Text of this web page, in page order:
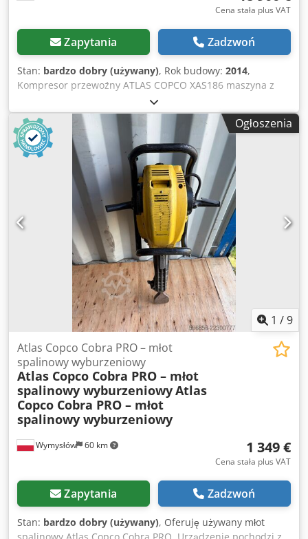
Cena stała plus VAT
Zapytania Zadzwoń
Stan: bardzo dobry (używany), Rok budowy: 2014,
Kompresor przewoźny ATLAS COPCO XAS186 maszyna z
chłodnicą końcową po pełnym serwisie Chedpfx
Asyfnwgoczsa Dane techniczne: wydajność 11,10 m3/min;
ciśnienie robocze 7 Bar; rok produkcji 2014 silnik DEUTZ
przebieg kompresor w pełni sprawny,gotowa do
pracy,gwarancja cena netto: 79500zł cena brutto: 97785 zł
maszyna sprowadzona w stanie idealnym Poniżej linki do
Ogłoszenia
1 /9
Wymysłów 60 km
Atlas Copco Cobra PRO – młot
spalinowy wyburzeniowy
Atlas Copco Cobra PRO – młot
spalinowy wyburzeniowyAtlas
Copco Cobra PRO – młot
spalinowy wyburzeniowy
1 349 €
Cena stała plus VAT
Zapytania Zadzwoń
Stan: bardzo dobry (używany), Oferuję używany młot
spalinowy Atlas Copco Cobra PRO. Urządzenie pochodzi z